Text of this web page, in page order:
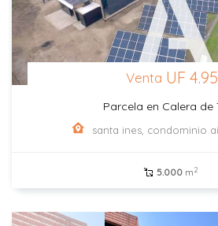
Venta UF
Parcela en Calera de
santa ines, condominio
5.000m2